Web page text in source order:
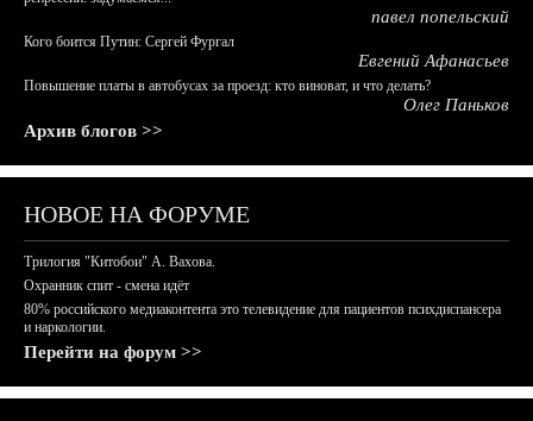
павел попельский
Кого боится Путин: Сергей Фургал
Евгений Афанасьев
Повышение платы в автобусах за проезд: кто виноват, и что делать?
Олег Паньков
Архив блогов >>
НОВОЕ НА ФОРУМЕ
Трилогия "Китобои" А. Вахова.
Охранник спит - смена идёт
80% российского медиаконтента это телевидение для пациентов психдиспансера
и наркологии.
Перейти на форум >>